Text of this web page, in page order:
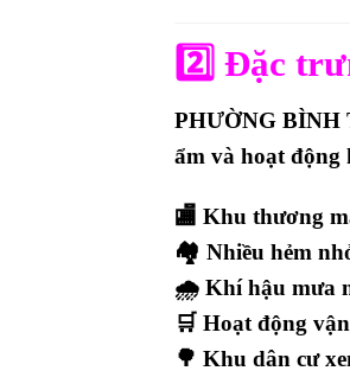
2️⃣ Đặc
PHƯỜNG BÌNH
ẩm và hoạt
🏬 Khu thương
🏘 Nhiều hẻm
🌧 Khí hậu mưa
🛒 Hoạt động
🌳 Khu dân cư